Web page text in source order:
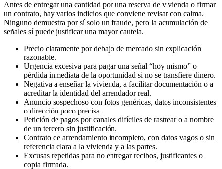
Antes de entregar una cantidad por una reserva de vivienda o firmar
un contrato, hay varios indicios que conviene revisar con calma.
Ninguno demuestra por sí solo un fraude, pero la acumulación de
señales sí puede justificar una mayor cautela.
Precio claramente por debajo de mercado sin explicación
razonable.
Urgencia excesiva para pagar una señal “hoy mismo” o
pérdida inmediata de la oportunidad si no se transfiere dinero.
Negativa a enseñar la vivienda, a facilitar documentación o a
acreditar la identidad del arrendador real.
Anuncio sospechoso con fotos genéricas, datos inconsistentes
o dirección poco precisa.
Petición de pagos por canales difíciles de rastrear o a nombre
de un tercero sin justificación.
Contrato de arrendamiento incompleto, con datos vagos o sin
referencia clara a la vivienda y a las partes.
Excusas repetidas para no entregar recibos, justificantes o
copia firmada.